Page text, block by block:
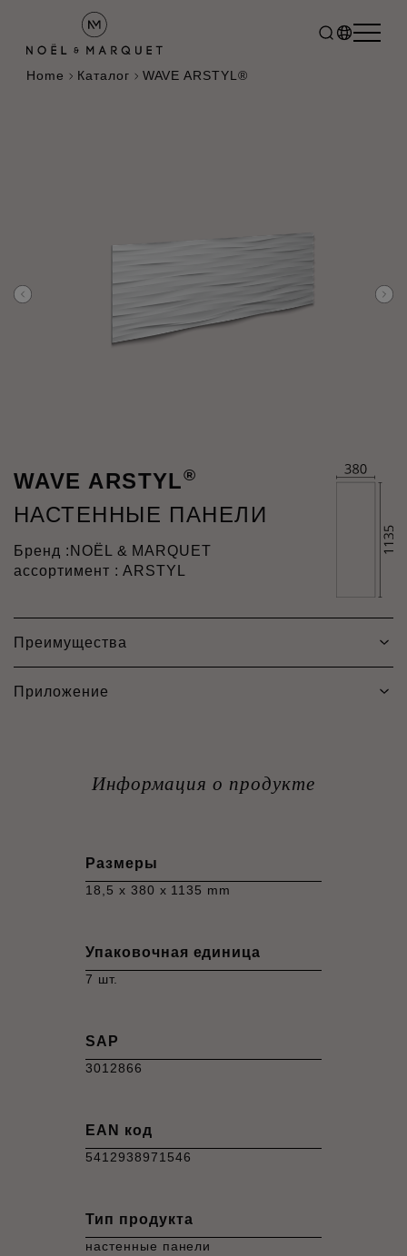
Home Каталог WAVE ARSTYL®
WAVE ARSTYL®
НАСТЕННЫЕ ПАНЕЛИ
Бренд : NOËL & MARQUET
ассортимент : ARSTYL
Преимущества
Приложение
Информация о продукте
Размеры
18,5 x 380 x 1135 mm
Упаковочная единица
7 шт.
SAP
3012866
EAN код
5412938971546
Тип продукта
настенные панели